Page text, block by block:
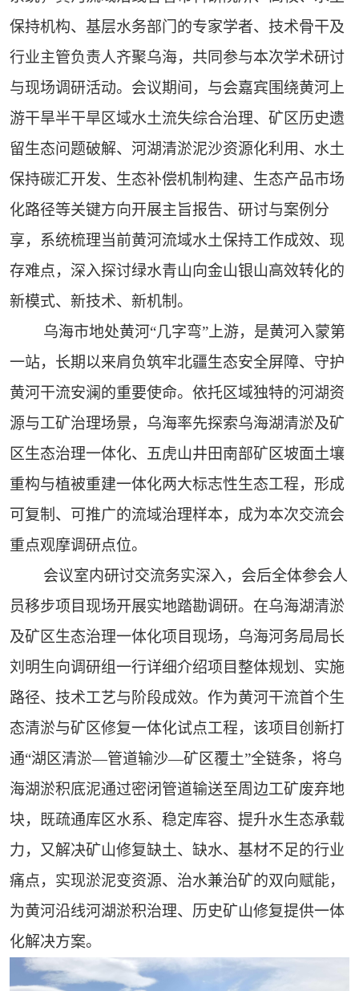
保持机构、基层水务部门的专家学者、技术骨干及
行业主管负责人齐聚乌海，共同参与本次学术研讨
与现场调研活动。会议期间，与会嘉宾围绕黄河上
游干旱半干旱区域水土流失综合治理、矿区历史遗
留生态问题破解、河湖清淤泥沙资源化利用、水土
保持碳汇开发、生态补偿机制构建、生态产品市场
化路径等关键方向开展主旨报告、研讨与案例分
享，系统梳理当前黄河流域水土保持工作成效、现
存难点，深入探讨绿水青山向金山银山高效转化的
新模式、新技术、新机制。
乌海市地处黄河“几字弯”上游，是黄河入蒙第
一站，长期以来肩负筑牢北疆生态安全屏障、守护
黄河干流安澜的重要使命。依托区域独特的河湖资
源与工矿治理场景，乌海率先探索乌海湖清淤及矿
区生态治理一体化、五虎山井田南部矿区坡面土壤
重构与植被重建一体化两大标志性生态工程，形成
可复制、可推广的流域治理样本，成为本次交流会
重点观摩调研点位。
会议室内研讨交流务实深入，会后全体参会人
员移步项目现场开展实地踏勘调研。在乌海湖清淤
及矿区生态治理一体化项目现场，乌海河务局局长
刘明生向调研组一行详细介绍项目整体规划、实施
路径、技术工艺与阶段成效。作为黄河干流首个生
态清淤与矿区修复一体化试点工程，该项目创新打
通“湖区清淤—管道输沙—矿区覆土”全链条，将乌
海湖淤积底泥通过密闭管道输送至周边工矿废弃地
块，既疏通库区水系、稳定库容、提升水生态承载
力，又解决矿山修复缺土、缺水、基材不足的行业
痛点，实现淤泥变资源、治水兼治矿的双向赋能，
为黄河沿线河湖淤积治理、历史矿山修复提供一体
化解决方案。